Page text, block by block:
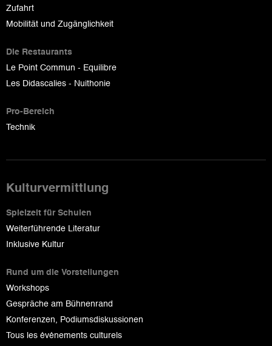
Zufahrt
Mobilität und Zugänglichkeit
Die Restaurants
Le Point Commun - Equilibre
Les Didascalies - Nuithonie
Pro-Bereich
Technik
Kulturvermittlung
Spielzeit für Schulen
Weiterführende Literatur
Inklusive Kultur
Rund um die Vorstellungen
Workshops
Gespräche am Bühnenrand
Konferenzen, Podiumsdiskussionen
Tous les événements culturels